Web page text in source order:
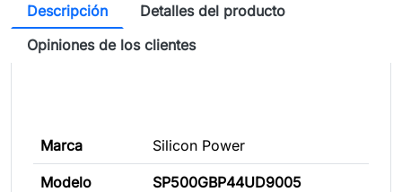
Descripción
Detalles del producto
Opiniones de los clientes
Marca Silicon Power
Modelo SP500GBP44UD9005